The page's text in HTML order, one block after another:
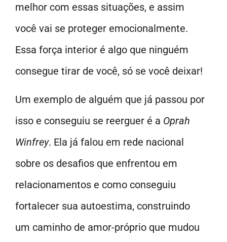
melhor com essas situações, e assim
você vai se proteger emocionalmente.
Essa força interior é algo que ninguém
consegue tirar de você, só se você deixar!
Um exemplo de alguém que já passou por
isso e conseguiu se reerguer é a Oprah
Winfrey. Ela já falou em rede nacional
sobre os desafios que enfrentou em
relacionamentos e como conseguiu
fortalecer sua autoestima, construindo
um caminho de amor-próprio que mudou